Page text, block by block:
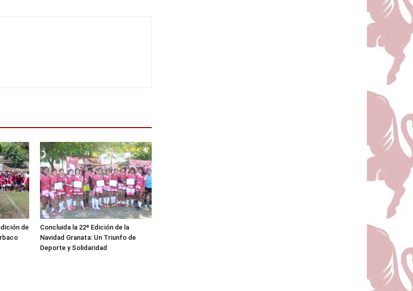
de
Concluida la 22ª Edición de la
Navidad Granata: Un Triunfo de
Deporte y Solidaridad